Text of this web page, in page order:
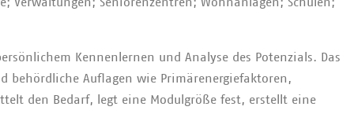
Kennenlernen und Analyse des Potenzials. Das
behördliche Auflagen wie Primärenergiefaktoren,
den Bedarf, legt eine Modulgröße fest, erstellt eine